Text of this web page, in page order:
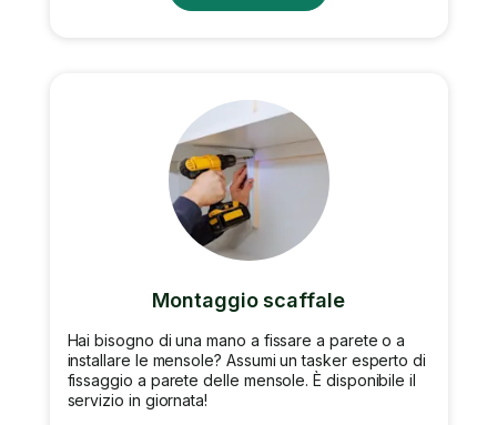
Montaggio scaffale
Hai bisogno di una mano a fissare a parete o a
installare le mensole? Assumi un tasker esperto di
fissaggio a parete delle mensole. È disponibile il
servizio in giornata!